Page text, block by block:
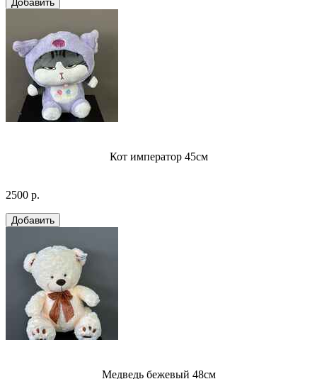
Кот император 45см
2500 р.
Медведь бежевый 48см